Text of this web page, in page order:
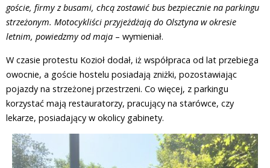
goście, firmy z busami, chcą zostawić bus bezpiecznie na parkingu
strzeżonym. Motocykliści przyjeżdżają do Olsztyna w okresie
letnim, powiedzmy od maja – wymieniał.
W czasie protestu Kozioł dodał, iż współpraca od lat przebiega
owocnie, a goście hostelu posiadają zniżki, pozostawiając
pojazdy na strzeżonej przestrzeni. Co więcej, z parkingu
korzystać mają restauratorzy, pracujący na starówce, czy
lekarze, posiadający w okolicy gabinety.